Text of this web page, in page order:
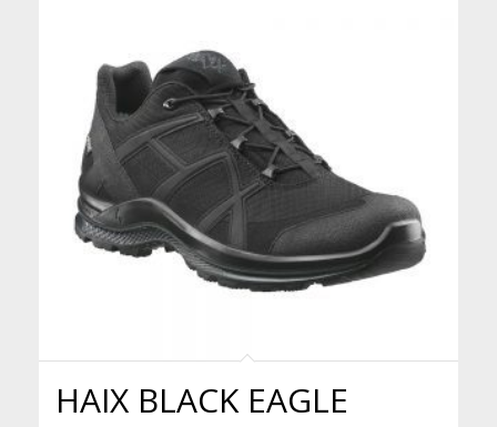
HAIX BLACK EAGLE